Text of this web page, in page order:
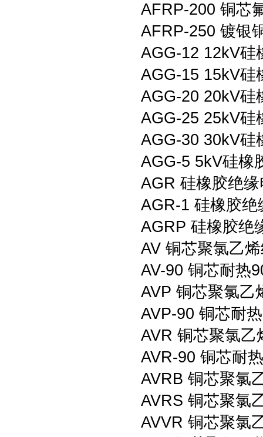
AFRP-200 铜芯
AFRP-250 镀银
AGG-12 12kV硅
AGG-15 15kV硅
AGG-20 20kV硅
AGG-25 25kV硅
AGG-30 30kV硅
AGG-5 5kV硅橡
AGR 硅橡胶绝
AGR-1 硅橡胶绝
AGRP 硅橡胶绝
AV 铜芯聚氯乙
AV-90 铜芯耐热
AVP 铜芯聚氯乙
AVP-90 铜芯耐
AVR 铜芯聚氯乙
AVR-90 铜芯耐
AVRB 铜芯聚氯
AVRS 铜芯聚氯
AVVR 铜芯聚氯